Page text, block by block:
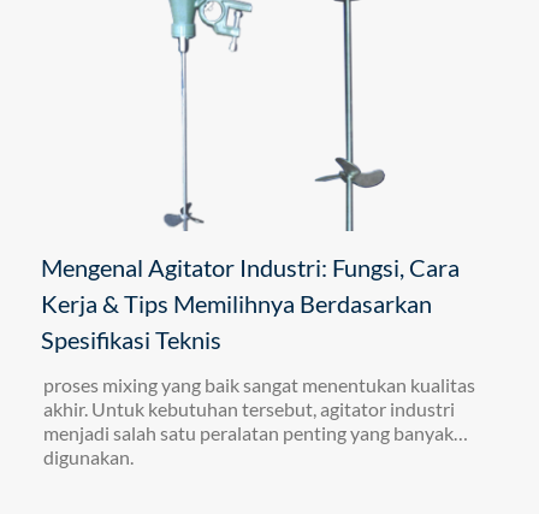
Mengenal Agitator Industri: Fungsi, Cara
Kerja & Tips Memilihnya Berdasarkan
Spesifikasi Teknis
proses mixing yang baik sangat menentukan kualitas
akhir. Untuk kebutuhan tersebut, agitator industri
menjadi salah satu peralatan penting yang banyak
digunakan.